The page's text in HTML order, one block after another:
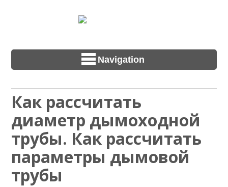
Navigation
Как рассчитать
диаметр дымоходной
трубы. Как рассчитать
параметры дымовой
трубы